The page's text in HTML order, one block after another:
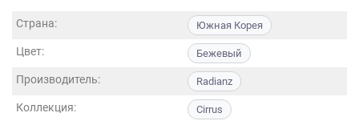
Страна: Южная Корея
Цвет: Бежевый
Производитель: Radianz
Коллекция: Cirrus